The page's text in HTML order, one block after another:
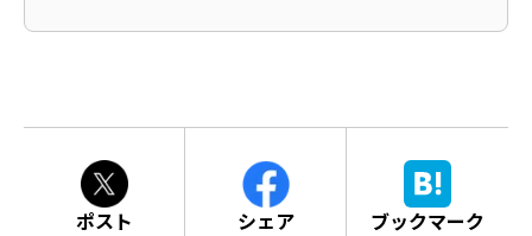
ポスト シェア ブックマーク